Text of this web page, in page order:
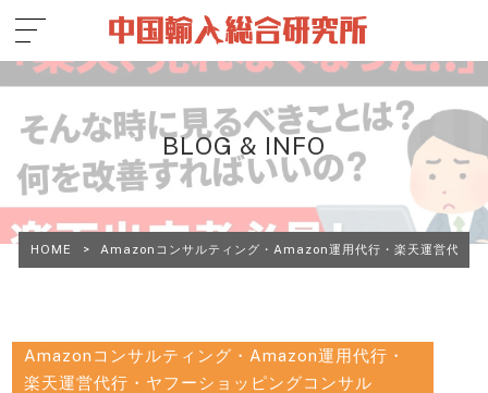
BLOG & INFO
HOME > Amazonコンサルティング・Amazon運用代行・楽天運営代行・
Amazonコンサルティング・Amazon運用代行・
楽天運営代行・ヤフーショッピングコンサル